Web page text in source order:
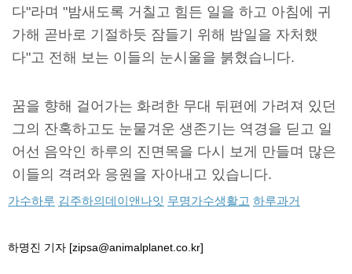
다"라며 "밤새도록 거칠고 힘든 일을 하고 아침에 귀
가해 곧바로 기절하듯 잠들기 위해 밤일을 자처했
다"고 전해 보는 이들의 눈시울을 붉혔습니다.
꿈을 향해 걸어가는 화려한 무대 뒤편에 가려져 있던
그의 잔혹하고도 눈물겨운 생존기는 역경을 딛고 일
어선 음악인 하루의 진면목을 다시 보게 만들며 많은
이들의 격려와 응원을 자아내고 있습니다.
가수하루 김주하의데이앤나잇 무명가수생활고 하루과거
하명진 기자 [zipsa@animalplanet.co.kr]